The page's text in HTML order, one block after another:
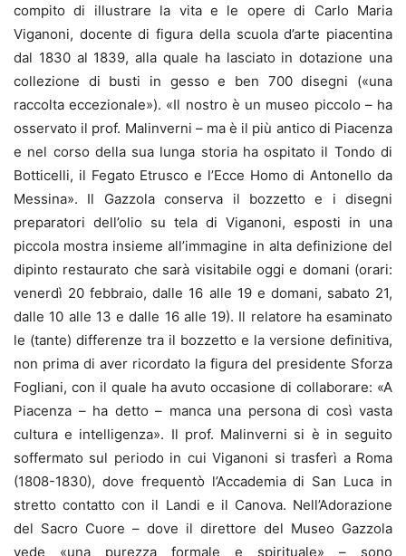
compito di illustrare la vita e le opere di Carlo Maria
Viganoni, docente di figura della scuola d’arte piacentina
dal 1830 al 1839, alla quale ha lasciato in dotazione una
collezione di busti in gesso e ben 700 disegni («una
raccolta eccezionale»). «Il nostro è un museo piccolo – ha
osservato il prof. Malinverni – ma è il più antico di Piacenza
e nel corso della sua lunga storia ha ospitato il Tondo di
Botticelli, il Fegato Etrusco e l’Ecce Homo di Antonello da
Messina». Il Gazzola conserva il bozzetto e i disegni
preparatori dell’olio su tela di Viganoni, esposti in una
piccola mostra insieme all’immagine in alta definizione del
dipinto restaurato che sarà visitabile oggi e domani (orari:
venerdì 20 febbraio, dalle 16 alle 19 e domani, sabato 21,
dalle 10 alle 13 e dalle 16 alle 19). Il relatore ha esaminato
le (tante) differenze tra il bozzetto e la versione definitiva,
non prima di aver ricordato la figura del presidente Sforza
Fogliani, con il quale ha avuto occasione di collaborare: «A
Piacenza – ha detto – manca una persona di così vasta
cultura e intelligenza». Il prof. Malinverni si è in seguito
soffermato sul periodo in cui Viganoni si trasferì a Roma
(1808-1830), dove frequentò l’Accademia di San Luca in
stretto contatto con il Landi e il Canova. Nell’Adorazione
del Sacro Cuore – dove il direttore del Museo Gazzola
vede «una purezza formale e spirituale» – sono